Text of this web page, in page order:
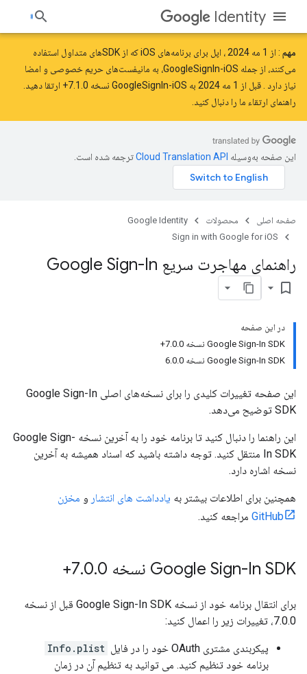
Identity
مهم : از 1 مه 2024
، اپل برای برنامه‌های iOS که از SDK‌های متداول استفاده
می‌کنند، از جمله GoogleSignIn-iOS، به مانیفست‌های حریم خصوصی و امضا
نیاز دارد . قبل از 1 مه 2024 به GoogleSignIn-iOS نسخه 7.1.0+ ارتقا دهید.
راهنمای ارتقاء ما را دنبال کنید.
این صفحه به‌وسیله ترجمه شده است.
صفحه اصلی محصولات
Google Identity
Sign in with Google for iOS
راهنمای مهاجرت سریع Google Sign-In
bookmark_border
در این صفحه
Google Sign-In SDK نسخه 7.0.0+
Google Sign-In SDK نسخه 6.0.0
این صفحه تغییرات کلیدی را برای نسخه‌های اصلی Google Sign-In
SDK توضیح می‌دهد.
این راهنما را دنبال کنید تا برنامه خود را به آخرین نسخه Google Sign-
In SDK منتقل کنید. توجه داشته باشید که اسناد همیشه به آخرین
نسخه اشاره دارد.
همچنین برای اطلاعات بیشتر به یادداشت های انتشار و مخزن
GitHub مراجعه کنید.
Google Sign-In SDK نسخه 7 .0.0+
برای انتقال برنامه خود از نسخه Google Sign-In SDK قبل از نسخه
7.0.0، تغییرات زیر را اعمال کنید:
پیکربندی مشتری OAuth خود را در فایل
Info.plist
برنامه خود تنظیم کنید. می توانید به تنظیم آن در زمان